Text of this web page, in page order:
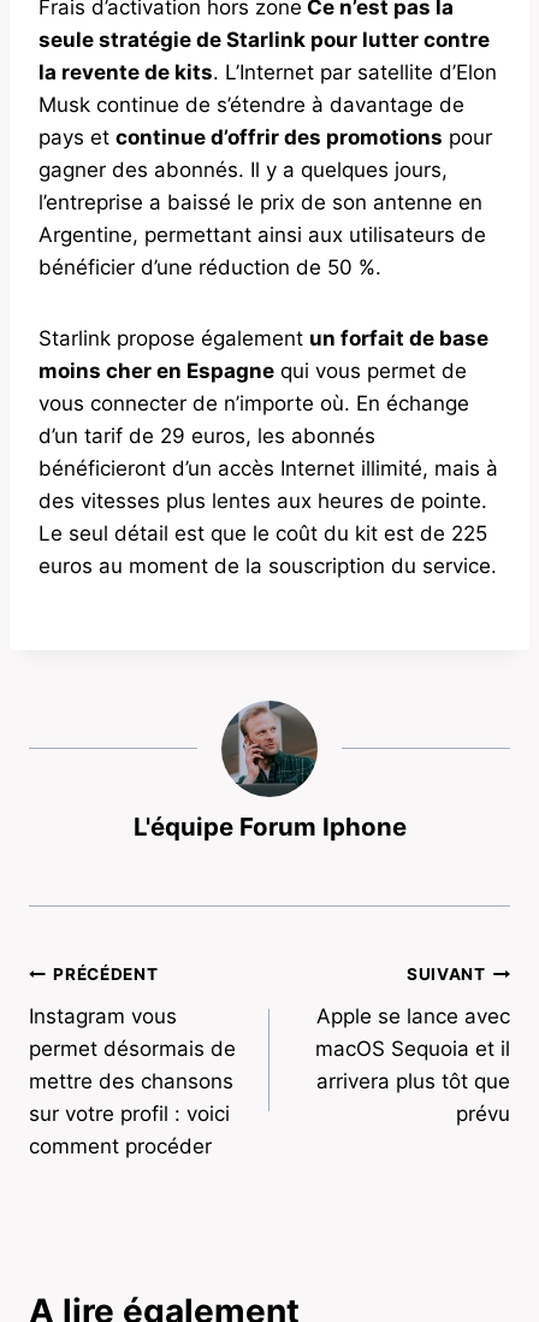
Frais d’activation hors zone Ce n’est pas la
seule stratégie de Starlink pour lutter contre
la revente de kits. L’Internet par satellite d’Elon
Musk continue de s’étendre à davantage de
pays et continue d’offrir des promotions pour
gagner des abonnés. Il y a quelques jours,
l’entreprise a baissé le prix de son antenne en
Argentine, permettant ainsi aux utilisateurs de
bénéficier d’une réduction de 50 %.
Starlink propose également un forfait de base
moins cher en Espagne qui vous permet de
vous connecter de n’importe où. En échange
d’un tarif de 29 euros, les abonnés
bénéficieront d’un accès Internet illimité, mais à
des vitesses plus lentes aux heures de pointe.
Le seul détail est que le coût du kit est de 225
euros au moment de la souscription du service.
L'équipe Forum Iphone
Navigation
de
l’article
PRÉCÉDENT
Instagram vous
permet désormais de
mettre des chansons
sur votre profil : voici
comment procéder
SUIVANT
Apple se lance avec
macOS Sequoia et il
arrivera plus tôt que
prévu
A lire également